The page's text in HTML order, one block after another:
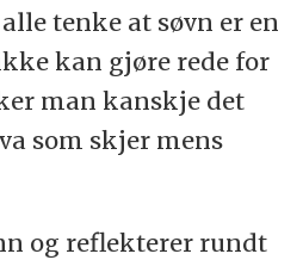
tenke at søvn er en
kan gjøre rede for
man kanskje det
som skjer mens
og reflekterer rundt